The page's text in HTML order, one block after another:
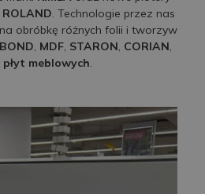
ROLAND. Technologie przez nas
obróbkę różnych folii i tworzyw
, MDF, STARON, CORIAN,
płyt meblowych.